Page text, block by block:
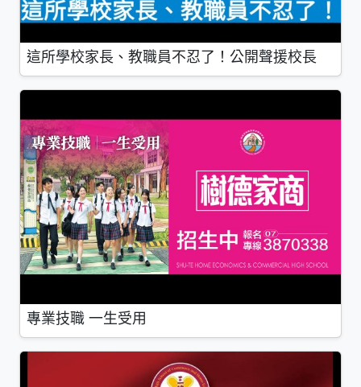
這所學校家長、教職員不忍了！公開聲援校長
專業技職 一生受用